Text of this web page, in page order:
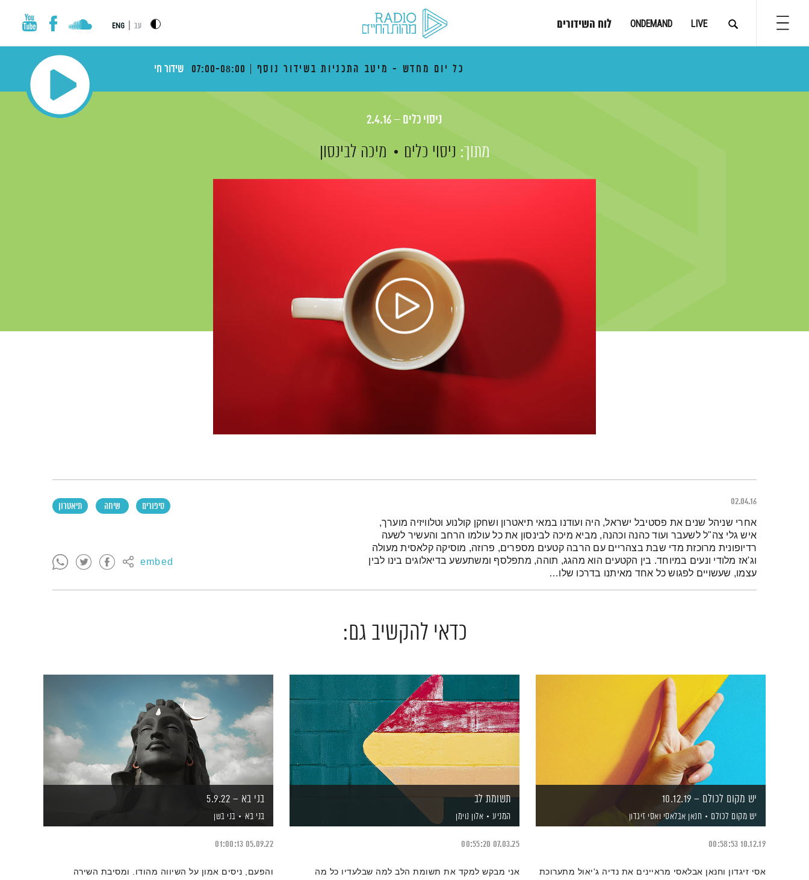
LIVE
ONDEMAND לוח השידורים עב ENG
כל יום מחדש - מיטב התכניות בשידור נוסף 07:00-08:00 שידור חי
ניסוי כלים – 2.4.16
מתוך: ניסוי כלים מיכה לבינסון
02.04.16 סיפורים שיחה תיאטרון
embed
תמצית הפודקאסט
אחרי שניהל שנים את פסטיבל ישראל, היה ועודנו במאי תיאטרון ושחקן קולנוע וטלוויזיה מוערך,
איש גלי צה"ל לשעבר ועוד כהנה וכהנה, מביא מיכה לבינסון את כל עולמו הרחב והעשיר לשעה
רדיופונית מרוכזת מדי שבת בצהריים עם הרבה קטעים מספרים, פרוזה, מוסיקה קלאסית מעולה
וג'אז מלודי ונעים במיוחד. בין הקטעים הוא מהגג, תוהה, מתפלסף ומשתעשע בדיאלוגים בינו לבין
עצמו, שעשויים לפגוש כל אחד מאיתנו בדרכו שלו…
כדאי להקשיב גם:
יש מקום לכולם – 10.12.19
יש מקום לכולם חנאן אבלאסי ואסי זיגדון
10.12.19
00:58:53
אסי זיגדון וחנאן אבלאסי מראיינים את נדיה ג'יאול מתערוכת
תשומת לב
המניע אלון נוימן
07.03.25
00:55:20
אני מבקש למקד את תשומת הלב למה שבלעדיו כל מה
בני בא – 5.9.22
בני בא בני בשן
05.09.22
01:00:13
והפעם, ניסים אמון על השיווה מהודו. ומסיבת השירה